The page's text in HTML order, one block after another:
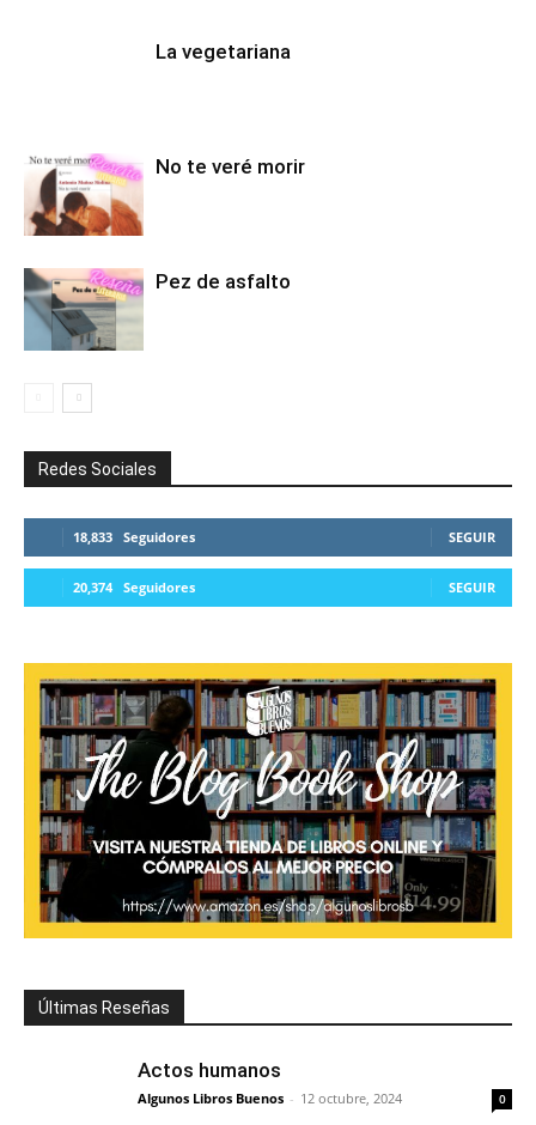
La vegetariana
No te veré morir
Pez de asfalto
Redes Sociales
18,833 Seguidores SEGUIR
20,374 Seguidores SEGUIR
Últimas Reseñas
Actos humanos
Algunos Libros Buenos - 12 octubre, 2024 0